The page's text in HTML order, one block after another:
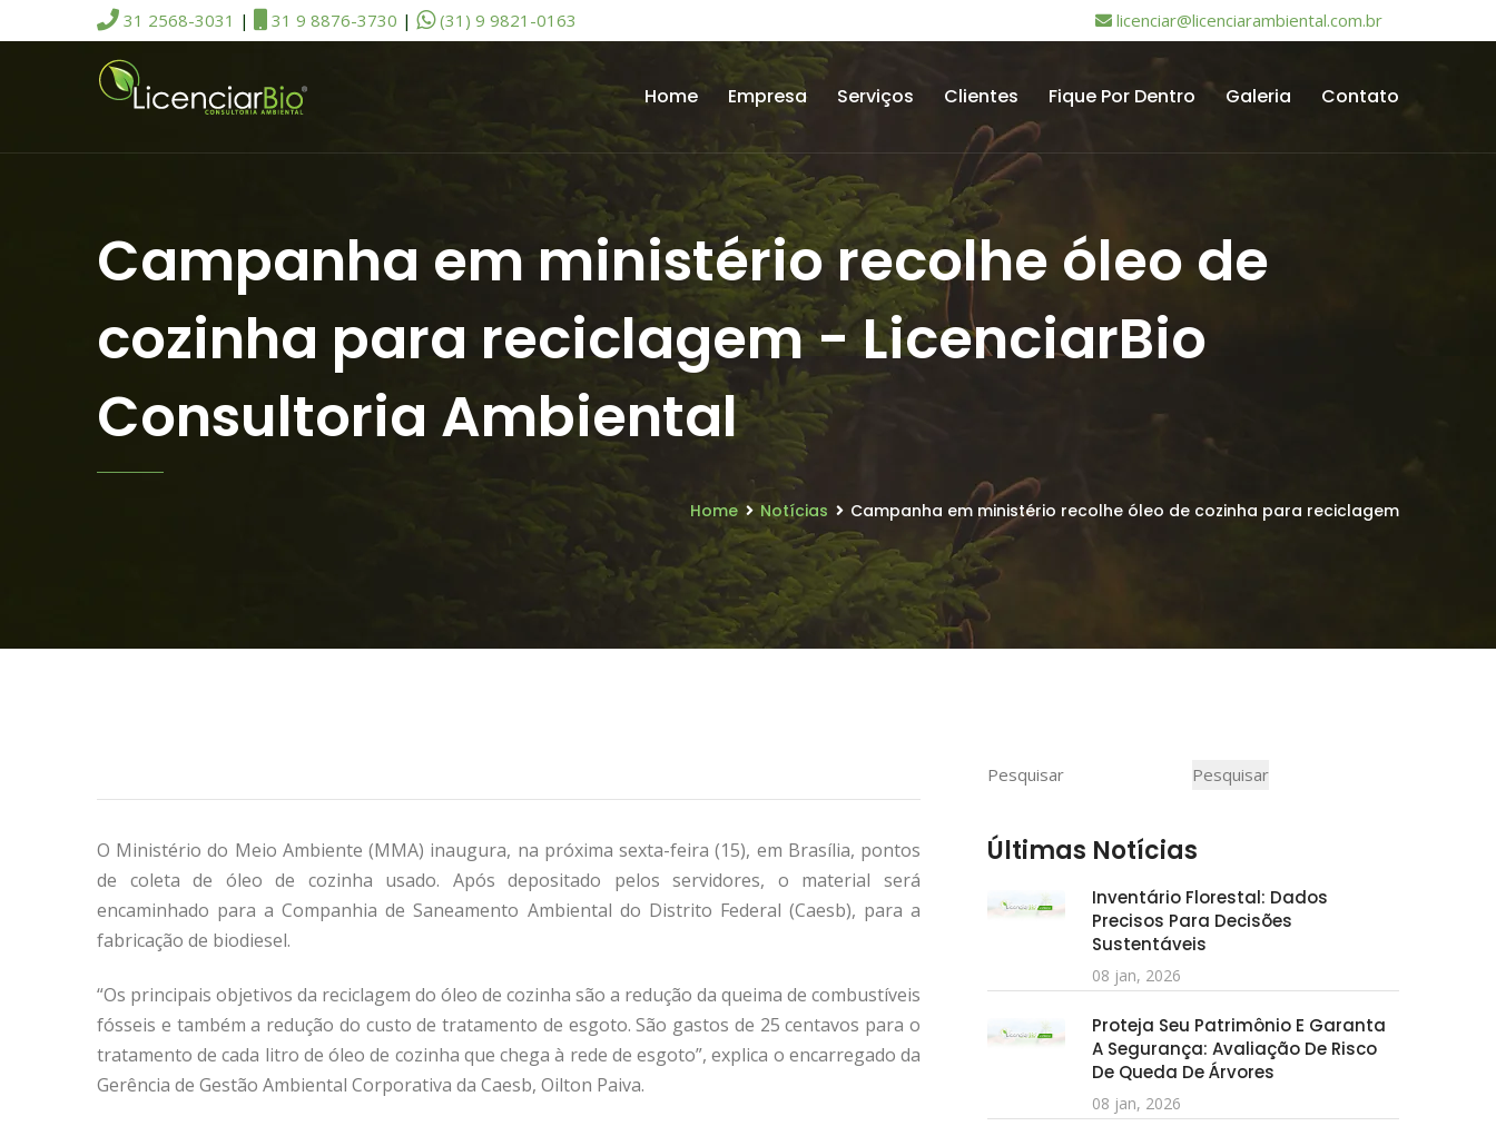
31 2568-3031 | 31 9 8876-3730 | (31) 9 9821-0163 licenciar@licenciarambiental.com.br
Home Empresa Serviços Clientes Fique Por Dentro Galeria Contato
Campanha em ministério recolhe óleo de
cozinha para reciclagem - LicenciarBio
Consultoria Ambiental
Home Notícias Campanha em ministério recolhe óleo de cozinha para reciclagem
O Ministério do Meio Ambiente (MMA) inaugura, na próxima sexta-feira (15), em Brasília, pontos
de coleta de óleo de cozinha usado. Após depositado pelos servidores, o material será
encaminhado para a Companhia de Saneamento Ambiental do Distrito Federal (Caesb), para a
fabricação de biodiesel.
“Os principais objetivos da reciclagem do óleo de cozinha são a redução da queima de combustíveis
fósseis e também a redução do custo de tratamento de esgoto. São gastos de 25 centavos para o
tratamento de cada litro de óleo de cozinha que chega à rede de esgoto”, explica o encarregado da
Gerência de Gestão Ambiental Corporativa da Caesb, Oilton Paiva.
Pesquisar
Pesquisar
Últimas Notícias
Inventário Florestal: Dados
Precisos Para Decisões
Sustentáveis
08 jan, 2026
Proteja Seu Patrimônio E Garanta
A Segurança: Avaliação De Risco
De Queda De Árvores
08 jan, 2026